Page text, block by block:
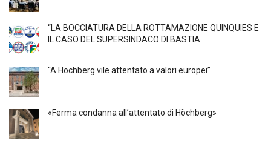
“LA BOCCIATURA DELLA ROTTAMAZIONE QUINQUIES E
IL CASO DEL SUPERSINDACO DI BASTIA
“A Höchberg vile attentato a valori europei”
«Ferma condanna all’attentato di Höchberg»